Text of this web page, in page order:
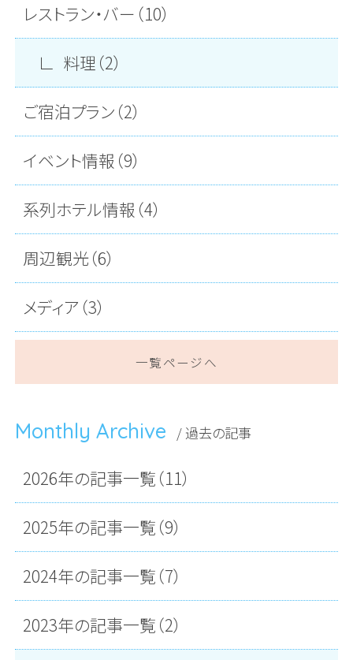
レストラン・バー（10）
料理（2）
ご宿泊プラン（2）
イベント情報（9）
系列ホテル情報（4）
周辺観光（6）
メディア（3）
一覧ページへ
Monthly Archive / 過去の記事
2026年の記事一覧（11）
2025年の記事一覧（9）
2024年の記事一覧（7）
2023年の記事一覧（2）